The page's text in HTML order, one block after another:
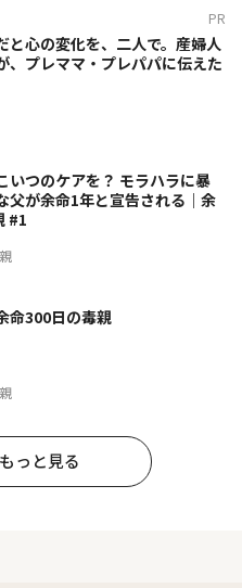
PR
と心の変化を、二人で。産婦人
、プレママ・プレパパに伝えた
いつのケアを？ モラハラに暴
が余命1年と宣告される｜余
#1
命300日の毒親
っと見る